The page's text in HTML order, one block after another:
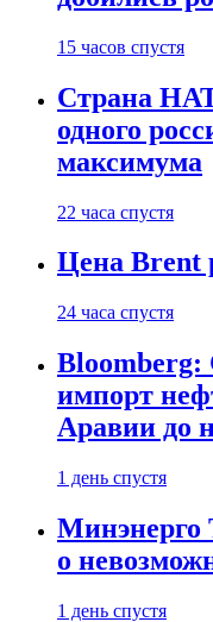
15 часов спустя
Страна
одного
максимума
22 часа спустя
Цена Brent
24 часа спустя
импорт
Аравии до
1 день спустя
Минэнерго
о
1 день спустя